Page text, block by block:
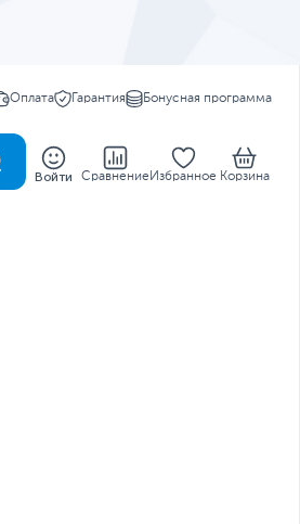
Оплата Гарантия Бонусная программа
Войти Сравнение Избранное Корзина